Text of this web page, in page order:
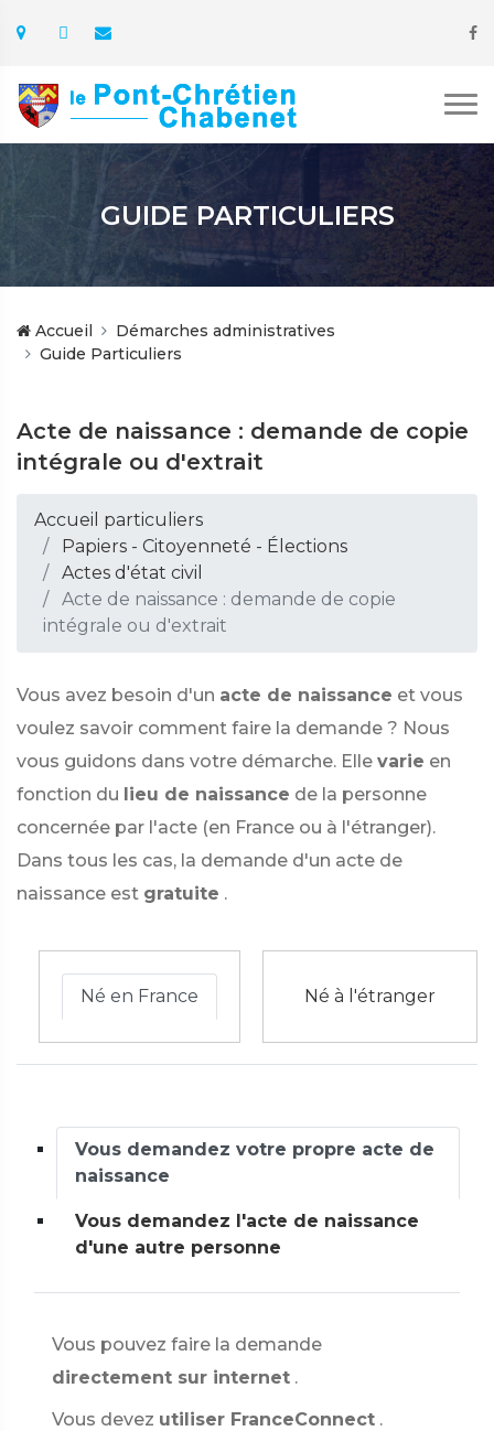
GUIDE PARTICULIERS
Accueil
Démarches administratives
Guide Particuliers
Acte de naissance : demande de copie
intégrale ou d'extrait
Accueil particuliers
Papiers - Citoyenneté - Élections
Actes d'état civil
Acte de naissance : demande de copie
intégrale ou d'extrait
Vous avez besoin d'un acte de naissance et vous
voulez savoir comment faire la demande ? Nous
vous guidons dans votre démarche. Elle varie en
fonction du lieu de naissance de la personne
concernée par l'acte (en France ou à l'étranger).
Dans tous les cas, la demande d'un acte de
naissance est gratuite .
Né en France Né à l'étranger
Vous demandez votre propre acte de
naissance
Vous demandez l'acte de naissance
d'une autre personne
Vous pouvez faire la demande
directement sur internet .
Vous devez utiliser FranceConnect .